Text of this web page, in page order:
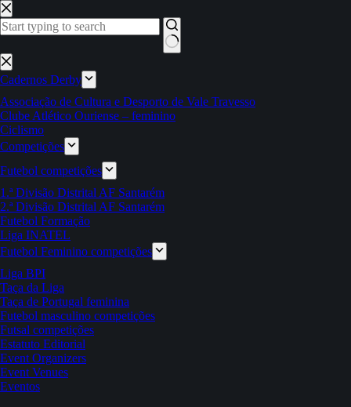
Pular
para
o
Sem
resultados
Cadernos Derby
Associação de Cultura e Desporto de Vale Travesso
Clube Atlético Ouriense – feminino
Ciclismo
Competições
Futebol competições
1.ª Divisão Distrital AF Santarém
2.ª Divisão Distrital AF Santarém
Futebol Formação
Liga INATEL
Futebol Feminino competições
Liga BPI
Taça da Liga
Taça de Portugal feminina
Futebol masculino competições
Futsal competições
Estatuto Editorial
Event Organizers
Event Venues
Eventos